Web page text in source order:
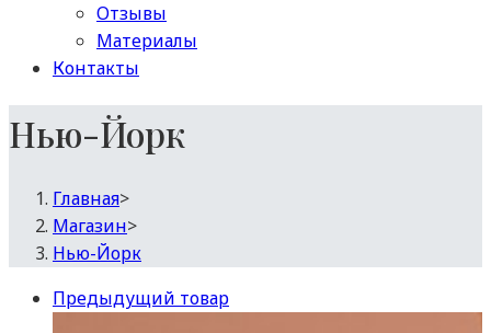
Отзывы
Материалы
Контакты
Нью-Йорк
Главная>
Магазин>
Нью-Йорк
Предыдущий товар